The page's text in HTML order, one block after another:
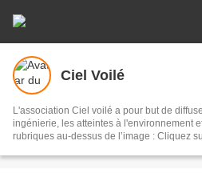
Ciel Voilé
L'association Ciel voilé a pour but de
ingénierie, les atteintes à l'environnement et à la santé humaine. Parmi les
rubriques au-dessus de l’image : Cliquez
sur les chemtrails et la géo-ingénierie